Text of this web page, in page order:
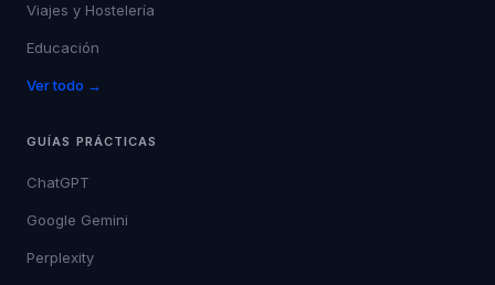
Viajes y Hostelería
Educación
Ver todo →
GUÍAS PRÁCTICAS
ChatGPT
Google Gemini
Perplexity